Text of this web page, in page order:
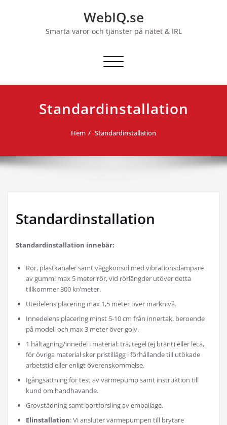
WebIQ.se
Smarta varor och tjänster på nätet & IRL
Slå på/av navigering
Standardinstallation
Hem Standardinstallation
Standardinstallation
Standardinstallation innebär:
Rör, plastkanaler samt väggkonsol med vibrationsdämpare
av gummi max 5 meter rör, vid rörlängder utöver detta
tillkommer 300 kr/meter.
Utedelens placering max 1,5 meter över marknivå.
Innedelens placering minst 5-10 cm från innertak, beroende
på modell och max 3 meter över golv.
1 håltagning/innedel i material: trä, tegel (ej bränt) eller leca,
för övriga material sker pristillägg i förhållande till utökade
arbetstid eller enligt överenskommelse.
Igångsättning för test av värmepump samt instruktion till
kund om handhavande.
Grovstädning samt bortforsling av emballage.
Elinstallation: Vi ansluter värmepumpen till brytare